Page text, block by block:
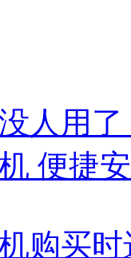
人用
便捷
购买